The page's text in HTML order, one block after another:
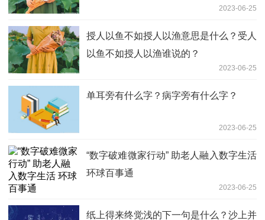
2023-06-25
授人以鱼不如授人以渔意思是什么？受人
以鱼不如授人以渔谁说的？
2023-06-25
单耳旁有什么字？病字旁有什么字？
2023-06-25
“数字破难微家行动” 助老人融入数字生活
环球百事通
2023-06-25
纸上得来终觉浅的下一句是什么？沙上并